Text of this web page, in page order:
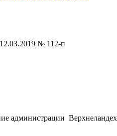
№ 112-п
администрации